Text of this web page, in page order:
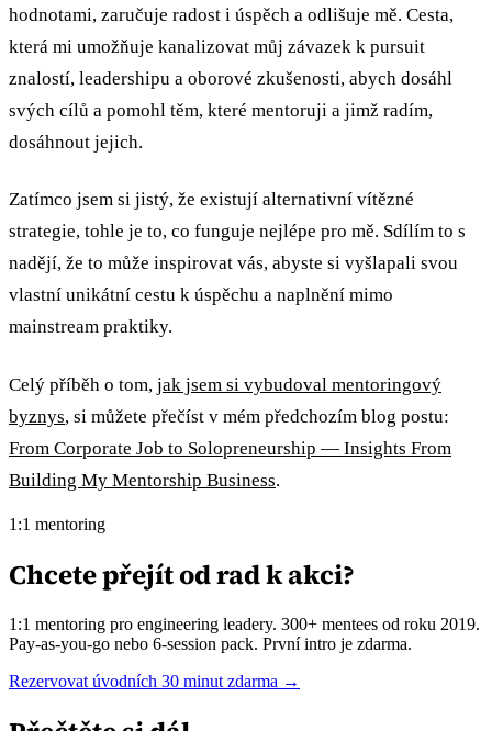
hodnotami, zaručuje radost i úspěch a odlišuje mě. Cesta,
která mi umožňuje kanalizovat můj závazek k pursuit
znalostí, leadershipu a oborové zkušenosti, abych dosáhl
svých cílů a pomohl těm, které mentoruji a jimž radím,
dosáhnout jejich.
Zatímco jsem si jistý, že existují alternativní vítězné
strategie, tohle je to, co funguje nejlépe pro mě. Sdílím to s
nadějí, že to může inspirovat vás, abyste si vyšlapali svou
vlastní unikátní cestu k úspěchu a naplnění mimo
mainstream praktiky.
Celý příběh o tom, jak jsem si vybudoval mentoringový
byznys, si můžete přečíst v mém předchozím blog postu:
From Corporate Job to Solopreneurship — Insights From
Building My Mentorship Business.
1:1 mentoring
Chcete přejít od rad k akci?
1:1 mentoring pro engineering leadery. 300+ mentees od roku 2019.
Pay-as-you-go nebo 6-session pack. První intro je zdarma.
Rezervovat úvodních 30 minut zdarma →